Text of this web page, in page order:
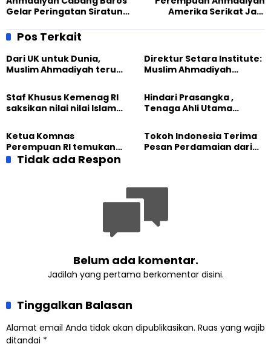
Gelar Peringatan Siratun
Amerika Serikat Jadi
Masjid Fath-e-Azeem
Pos Terkait
Dari UK untuk Dunia,
Muslim Ahmadiyah terus
Kemanusiaan Global
Direktur Setara Institute:
Muslim Ahmadiyah
Dunia dari “Infrastruktur
Kemanusiaan”
Staf Khusus Kemenag RI
saksikan nilai nilai Islam
Ahmadiyah UK 2026
Hindari Prasangka ,
Tenaga Ahli Utama
fakta langsung
kehidupan Muslim
Ahmadiyah di Inggris
Ketua Komnas
Perempuan RI temukan
optimisme
Tokoh Indonesia Terima
Pesan Perdamaian dari
Tidak ada Respon
Belum ada komentar.
Jadilah yang pertama berkomentar disini.
Tinggalkan Balasan
Alamat email Anda tidak akan dipublikasikan. Ruas yang wajib
ditandai *